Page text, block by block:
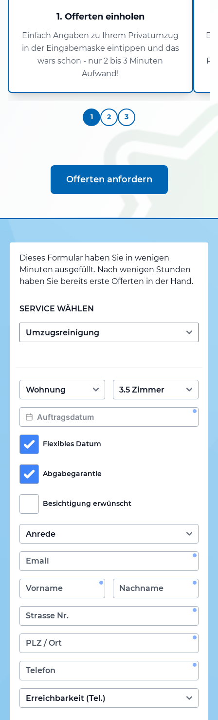
1. Offerten einholen
Einfach Angaben zu Ihrem Privatumzug
in der Eingabemaske eintippen und das
wars schon - nur 2 bis 3 Minuten
Aufwand!
1 2 3
Offerten anfordern
Dieses Formular haben Sie in wenigen
Minuten ausgefüllt. Nach wenigen Stunden
haben Sie bereits erste Offerten in der Hand.
SERVICE WÄHLEN
Flexibles Datum
Abgabegarantie
Besichtigung erwünscht